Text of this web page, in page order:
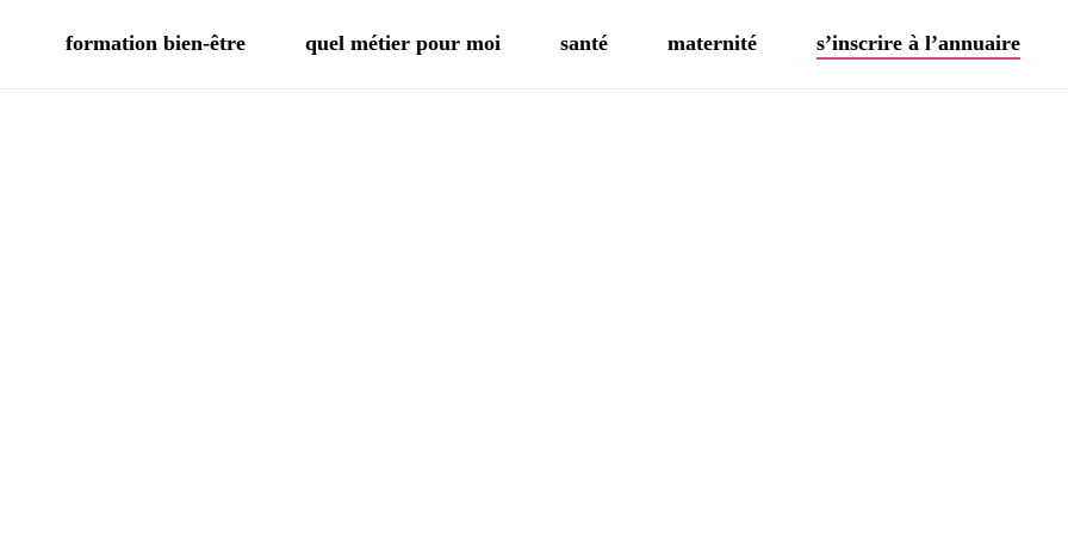
formation bien-être quel métier pour moi santé maternité s’inscrire à l’annuaire